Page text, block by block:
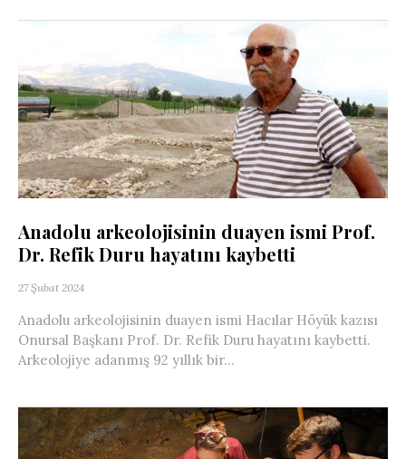
Anadolu arkeolojisinin duayen ismi Prof.
Dr. Refik Duru hayatını kaybetti
27 Şubat 2024
Anadolu arkeolojisinin duayen ismi Hacılar Höyük kazısı
Onursal Başkanı Prof. Dr. Refik Duru hayatını kaybetti.
Arkeolojiye adanmış 92 yıllık bir...